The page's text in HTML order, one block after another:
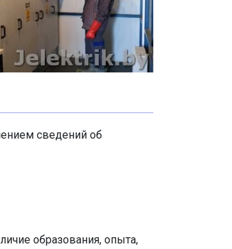
сведений об
образования, опыта,